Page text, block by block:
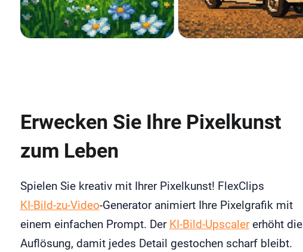
Erwecken Sie Ihre Pixelkunst
zum Leben
Spielen Sie kreativ mit Ihrer Pixelkunst! FlexClips
KI-Bild-zu-Video-Generator animiert Ihre Pixelgrafik mit
einem einfachen Prompt. Der KI-Bild-Upscalererhöht die
Auflösung, damit jedes Detail gestochen scharf bleibt.